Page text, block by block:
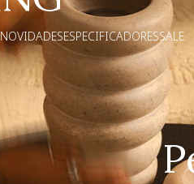
NOVIDADESESPECIFICADORESSALE